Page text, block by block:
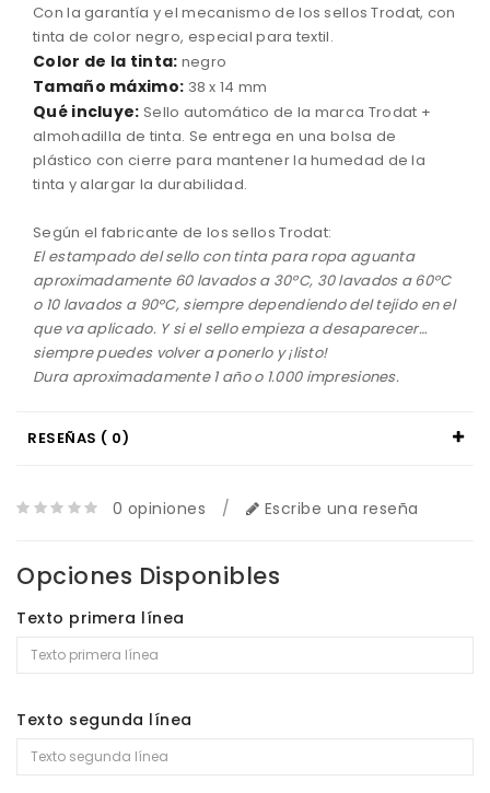
Con la garantía y el mecanismo de los sellos Trodat, con
tinta de color negro, especial para textil.
Color de la tinta: negro
Tamaño máximo: 38 x 14 mm
Qué incluye: Sello automático de la marca Trodat +
almohadilla de tinta. Se entrega en una bolsa de
plástico con cierre para mantener la humedad de la
tinta y alargar la durabilidad.
Según el fabricante de los sellos Trodat:
El estampado del sello con tinta para ropa aguanta
aproximadamente 60 lavados a 30ºC, 30 lavados a 60ºC
o 10 lavados a 90ºC, siempre dependiendo del tejido en el
que va aplicado. Y si el sello empieza a desaparecer…
siempre puedes volver a ponerlo y ¡listo!
Dura aproximadamente 1 año o 1.000 impresiones.
RESEÑAS ( 0)
0 opiniones / Escribe una reseña
Opciones Disponibles
Texto primera línea
Texto segunda línea